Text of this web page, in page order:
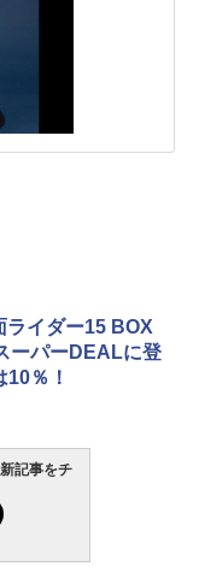
ライダー15 BOX
ーパーDEALに登
％！
記事をチ